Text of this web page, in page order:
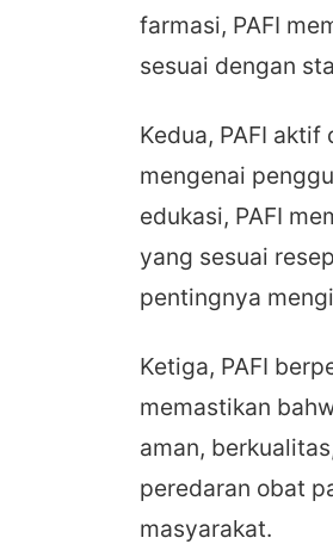
farmasi, PAFI
sesuai dengan
Kedua, PAFI
mengenai
edukasi, PAFI
yang sesuai
pentingnya
Ketiga, PAFI
memastikan
aman,
peredaran obat
masyarakat.